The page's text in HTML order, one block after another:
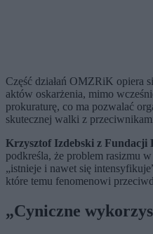
Część działań OMZRiK opiera
aktów oskarżenia, mimo
prokuraturę, co ma pozwalać
skutecznej walki z
Krzysztof Izdebski z Fundacji
podkreśla, że problem rasizmu
„istnieje i nawet się
które temu fenomenowi
„Cyniczne